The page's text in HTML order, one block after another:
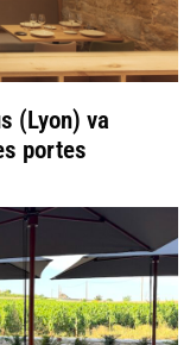
(Lyon) va
portes